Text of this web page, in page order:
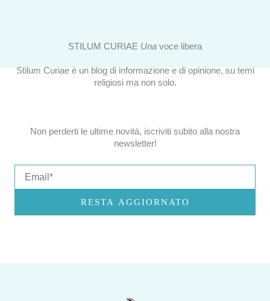
STILUM CURIAE Una voce libera
Stilum Curiae è un blog di informazione e di opinione, su temi
religiosi ma non solo.
Non perderti le ultime novità, iscriviti subito alla nostra
newsletter!
RESTA AGGIORNATO